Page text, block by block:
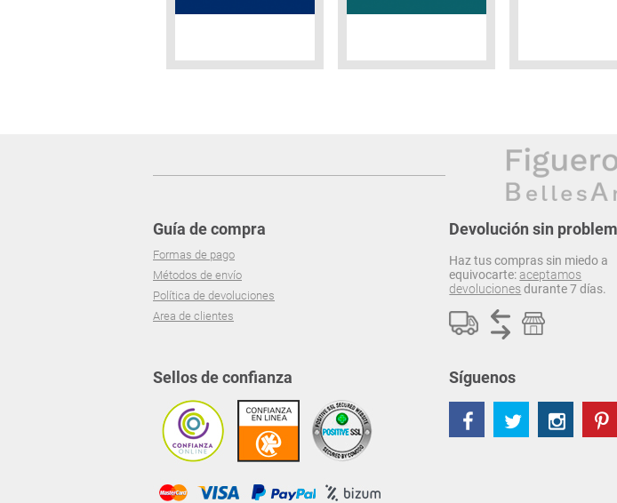
Guía de compra
Formas de pago
Métodos de envío
Política de devoluciones
Area de clientes
Devolución sin
Haz tus compras sin miedo a
equivocarte:aceptamos
devolucionesdurante 7 días.
Sellos de confianza Síguenos